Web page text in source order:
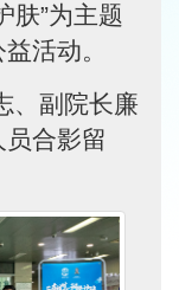
肤”为主题
活动。
、副院长廉
合影留